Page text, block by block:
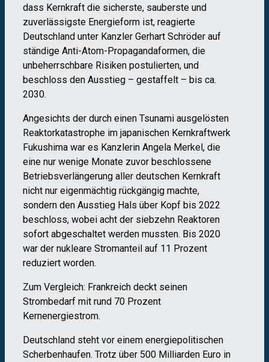
dass Kernkraft die sicherste, sauberste und
zuverlässigste Energieform ist, reagierte
Deutschland unter Kanzler Gerhart Schröder auf
ständige Anti-Atom-Propagandaformen, die
unbeherrschbare Risiken postulierten, und
beschloss den Ausstieg – gestaffelt – bis ca.
2030.
Angesichts der durch einen Tsunami ausgelösten
Reaktorkatastrophe im japanischen Kernkraftwerk
Fukushima war es Kanzlerin Angela Merkel, die
eine nur wenige Monate zuvor beschlossene
Betriebsverlängerung aller deutschen Kernkraft
nicht nur eigenmächtig rückgängig machte,
sondern den Ausstieg Hals über Kopf bis 2022
beschloss, wobei acht der siebzehn Reaktoren
sofort abgeschaltet werden mussten. Bis 2020
war der nukleare Stromanteil auf 11 Prozent
reduziert worden.
Zum Vergleich: Frankreich deckt seinen
Strombedarf mit rund 70 Prozent
Kernenergiestrom.
Deutschland steht vor einem energiepolitischen
Scherbenhaufen. Trotz über 500 Milliarden Euro in